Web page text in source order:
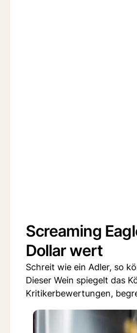
Screaming
Dollar wert
Schreit wie ein Adler, so
Dieser Wein spiegelt das
Kritikerbewertungen,